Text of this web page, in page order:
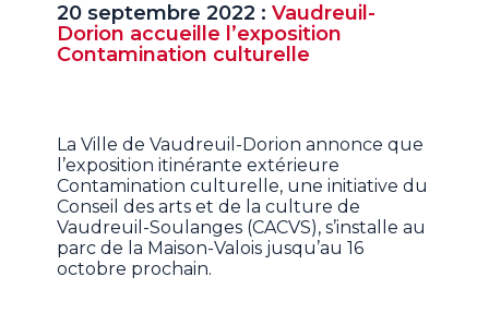
20 septembre 2022 :Vaudreuil-
Dorion accueille l’exposition
Contamination culturelle
La Ville de Vaudreuil-Dorion annonce que
l’exposition itinérante extérieure
Contamination culturelle, une initiative du
Conseil des arts et de la culture de
Vaudreuil-Soulanges (CACVS), s’installe au
parc de la Maison-Valois jusqu’au 16
octobre prochain.